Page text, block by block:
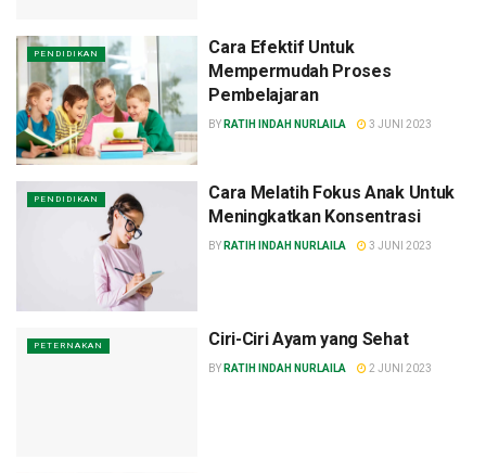
PENDIDIKAN
Cara Efektif Untuk
Mempermudah Proses
Pembelajaran
BY RATIH INDAH NURLAILA 3 JUNI 2023
PENDIDIKAN
Cara Melatih Fokus Anak Untuk
Meningkatkan Konsentrasi
BY RATIH INDAH NURLAILA 3 JUNI 2023
PETERNAKAN Ciri-Ciri Ayam yang Sehat
BY RATIH INDAH NURLAILA 2 JUNI 2023